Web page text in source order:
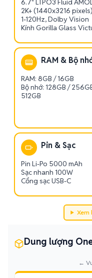
6.7" LTPO3 Fluid
2K+ (1440x3216 pixels)
1-120Hz, Dolby Vision
Kính Gorilla Glass
RAM & Bộ
RAM: 8GB / 16GB
Bộ nhớ: 128GB /
512GB
Pin & Sạc
Pin Li-Po 5000 mAh
Sạc nhanh 100W
Cổng sạc USB-C
Xem
Dung lượng
←